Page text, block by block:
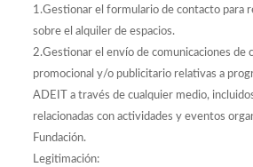
1.Gestionar el formulario de contacto para
sobre el alquiler de espacios.
2.Gestionar el envío de comunicaciones de
promocional y/o publicitario relativas a
ADEIT a través de cualquier medio,
relacionadas con actividades y eventos
Fundación.
Legitimación: